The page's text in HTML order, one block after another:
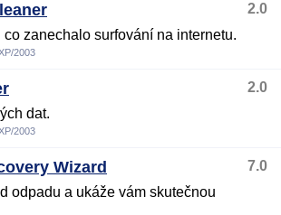
2.0
zanechalo surfování na internetu.
2003
2.0
dat.
2003
Wizard
7.0
odpadu a ukáže vám skutečnou